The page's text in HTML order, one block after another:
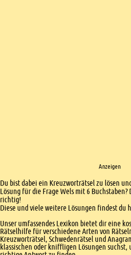
Anzeigen
Einleitung
Du bist dabei ein Kreuzworträtsel zu lösen
Lösung für die Frage Wels mit 6
richtig!
Diese und viele weitere Lösungen findest du
Unser umfassendes Lexikon bietet dir eine
Rätselhilfe für verschiedene Arten von
Kreuzworträtsel, Schwedenrätsel und
klassischen oder kniffligen Lösungen